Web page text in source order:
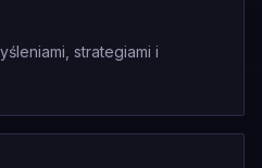
strategiami i